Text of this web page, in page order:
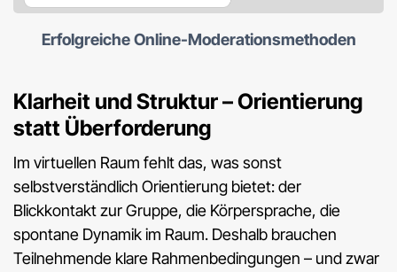
Erfolgreiche Online-Moderationsmethoden
Klarheit und Struktur – Orientierung
statt Überforderung
Im virtuellen Raum fehlt das, was sonst
selbstverständlich Orientierung bietet: der
Blickkontakt zur Gruppe, die Körpersprache, die
spontane Dynamik im Raum. Deshalb brauchen
Teilnehmende klare Rahmenbedingungen – und zwar